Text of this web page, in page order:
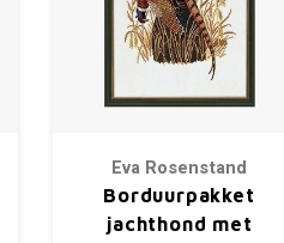
Eva Rosenstand
Borduurpakket
jachthond met